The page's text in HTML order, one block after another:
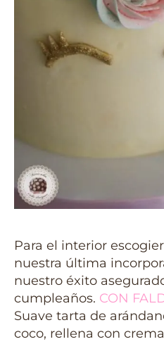
Para el interior
nuestra última
nuestro éxito
cumpleaños. CON
Suave tarta de
coco, rellena con